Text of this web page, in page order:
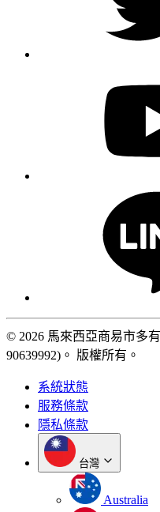
© 2026 馬來西亞商易市多
90639992)。 版權所有。
系統狀態
服務條款
隱私條款
台灣
Australia